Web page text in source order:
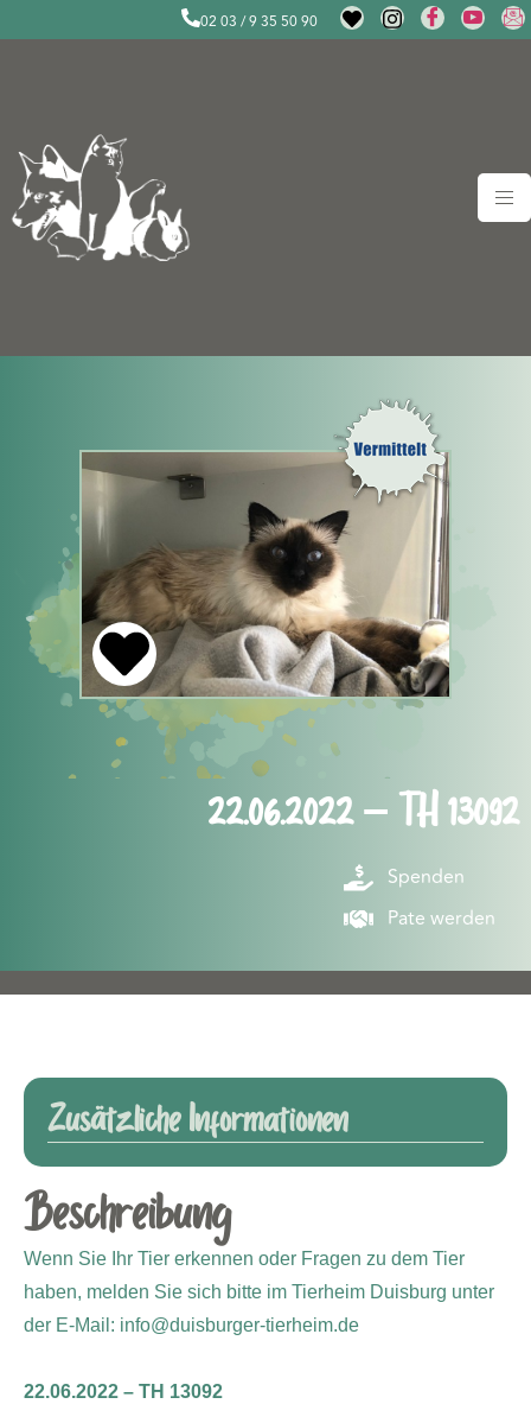
02 03 / 9 35 50 90
22.06.2022 – TH 13092
Spenden
Pate werden
Zusätzliche Informationen
Beschreibung
Wenn Sie Ihr Tier erkennen oder Fragen zu dem Tier
haben, melden Sie sich bitte im Tierheim Duisburg unter
der E-Mail: info@duisburger-tierheim.de
22.06.2022 – TH 13092